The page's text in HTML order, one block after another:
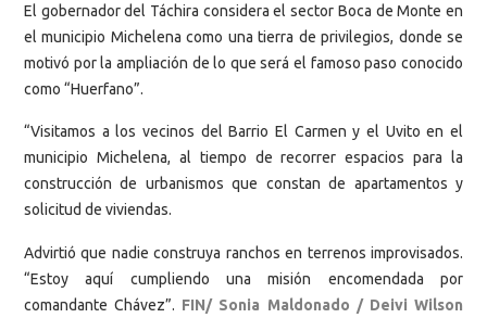
El gobernador del Táchira considera el sector Boca de Monte en
el municipio Michelena como una tierra de privilegios, donde se
motivó por la ampliación de lo que será el famoso paso conocido
como “Huerfano”.
“Visitamos a los vecinos del Barrio El Carmen y el Uvito en el
municipio Michelena, al tiempo de recorrer espacios para la
construcción de urbanismos que constan de apartamentos y
solicitud de viviendas.
Advirtió que nadie construya ranchos en terrenos improvisados.
“Estoy aquí cumpliendo una misión encomendada por
comandante Chávez”. FIN/ Sonia Maldonado / Deivi Wilson